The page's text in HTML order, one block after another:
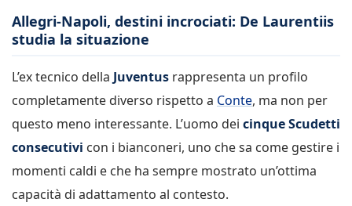
Allegri-Napoli, destini incrociati: De Laurentiis
studia la situazione
L’ex tecnico della Juventus rappresenta un profilo
completamente diverso rispetto a Conte, ma non per
questo meno interessante. L’uomo dei cinque Scudetti
consecutivi con i bianconeri, uno che sa come gestire i
momenti caldi e che ha sempre mostrato un’ottima
capacità di adattamento al contesto.